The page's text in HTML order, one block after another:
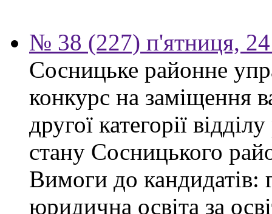
№ 38 (227) п'ятниця, 24
Сосницьке районне
конкурс на заміщення
другої категорії
стану Сосницького
Вимоги до кандидатів:
юридична освіта за